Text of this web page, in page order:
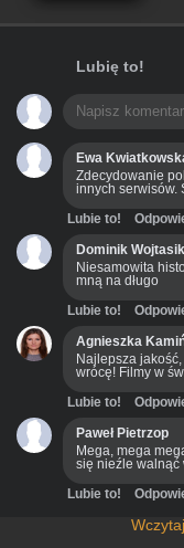
Lubię to!
Ewa
Zdecydowanie
innych serwisów.
Lubie to!
Dominik Wojtasik
Niesamowita
mną na długo
Lubie to!
Agnieszka
Najlepsza
wrócę! Filmy w
Lubie to!
Paweł Pietrzop
Mega, mega
się nieźle walnąć
Lubie to!